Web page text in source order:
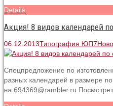
Details
Акция! 8 видов календарей
06.12.2013Типография ЮП7
Спецпредложение по
разных календарей в размере
на 694369@rambler.ru